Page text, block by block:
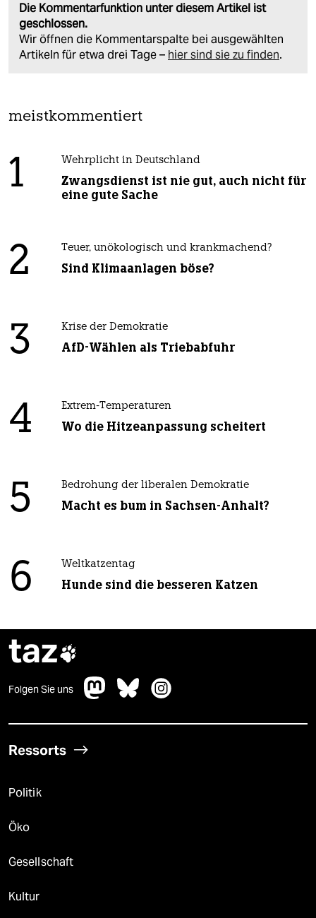
Die Kommentarfunktion unter diesem Artikel ist
geschlossen.
Wir öffnen die Kommentarspalte bei ausgewählten
Artikeln für etwa drei Tage – hier sind sie zu finden.
meistkommentiert
1 Wehrplicht in Deutschland
Zwangsdienst ist nie gut, auch nicht für
eine gute Sache
2 Teuer, unökologisch und krankmachend?
Sind Klimaanlagen böse?
3 Krise der Demokratie
AfD-Wählen als Triebabfuhr
4 Extrem-Temperaturen
Wo die Hitzeanpassung scheitert
5 Bedrohung der liberalen Demokratie
Macht es bum in Sachsen-Anhalt?
6 Weltkatzentag
Hunde sind die besseren Katzen
taz
Folgen Sie uns
Ressorts
Politik
Öko
Gesellschaft
Kultur